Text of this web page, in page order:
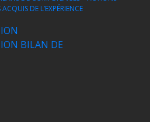
DE L’EXPÉRIENCE
BILAN DE